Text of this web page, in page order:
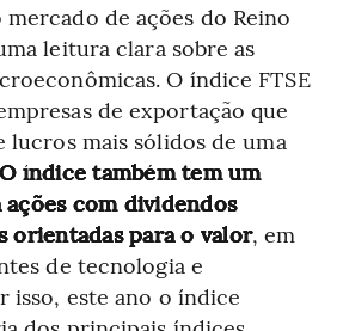
de ações do Reino
leitura clara sobre as
O índice FTSE
de exportação que
lucros mais sólidos de uma
O índice também tem um
com dividendos
orientadas para o valor, em
de tecnologia e
isso, este ano o índice